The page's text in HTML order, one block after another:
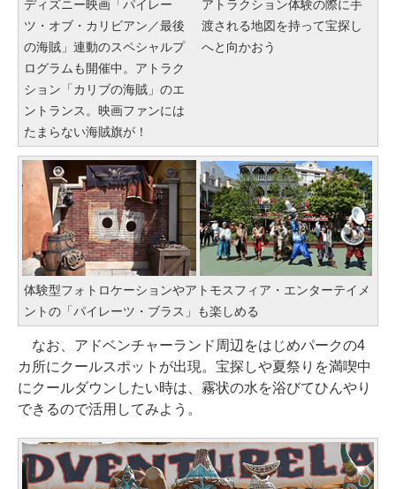
ディズニー映画「パイレー
ツ・オブ・カリビアン／最後
の海賊」連動のスペシャルプ
ログラムも開催中。アトラク
ション「カリブの海賊」のエ
ントランス。映画ファンには
たまらない海賊旗が！
アトラクション体験の際に手
渡される地図を持って宝探し
へと向かおう
体験型フォトロケーションやアトモスフィア・エンターテイメ
ントの「パイレーツ・ブラス」も楽しめる
なお、アドベンチャーランド周辺をはじめパークの4
カ所にクールスポットが出現。宝探しや夏祭りを満喫中
にクールダウンしたい時は、霧状の水を浴びてひんやり
できるので活用してみよう。